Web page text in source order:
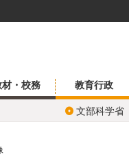
材・校務 教育行政
文部科学省